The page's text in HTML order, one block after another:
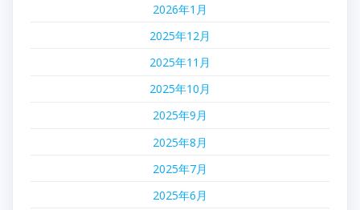
2026年1月
2025年12月
2025年11月
2025年10月
2025年9月
2025年8月
2025年7月
2025年6月